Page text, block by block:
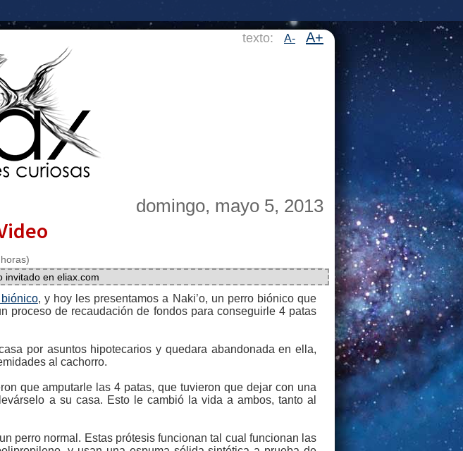
texto: A- A+
domingo, mayo 5, 2013
invitado en eliax.com
, y hoy les presentamos a Naki’o, un perro biónico que
proceso de recaudación de fondos para conseguirle 4 patas
por asuntos hipotecarios y quedara abandonada en ella,
al cachorro.
que amputarle las 4 patas, que tuvieron que dejar con una
a su casa. Esto le cambió la vida a ambos, tanto al
perro normal. Estas prótesis funcionan tal cual funcionan las